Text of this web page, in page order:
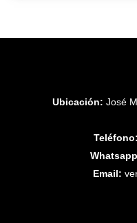
Ubicación: José
Teléfono:
Email: